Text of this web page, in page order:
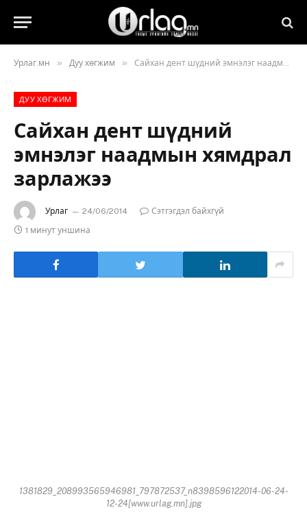
Урлаг.мн » Дуу хөгжим » Сайхан дент шүдний эмнэлэг наадмын хямдрал зарлажээ
ДУУ ХӨГЖИМ
Сайхан дент шүдний
эмнэлэг наадмын хямдрал
зарлажээ
Урлаг 24/06/2014
Сэтгэгдэл байхгүй
1 минут уншина
1381829_208993565946981_797872537_n8398596122014-06-24-
12-24[www.urlag.mn].jpg